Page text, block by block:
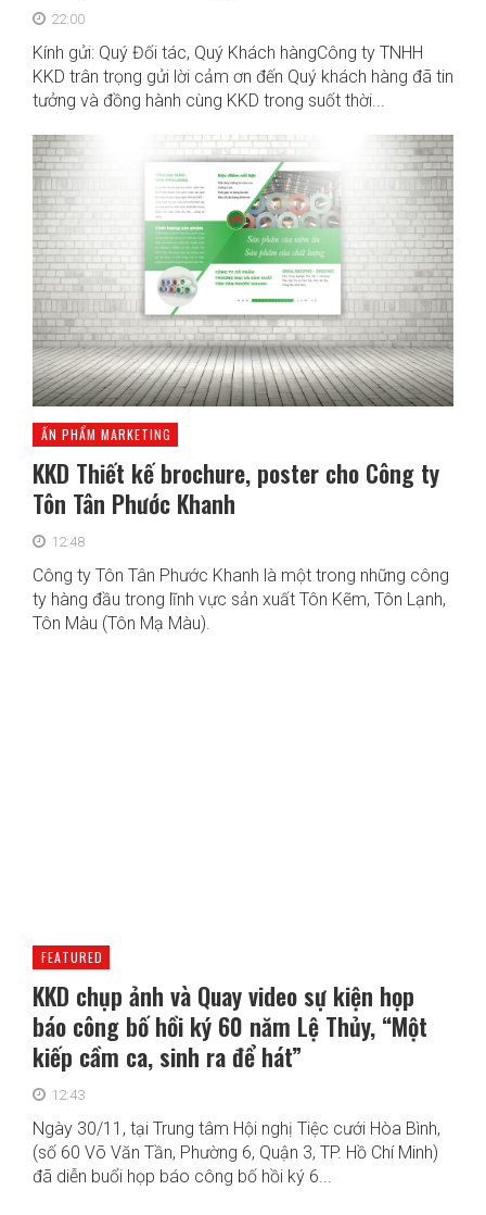
22:00
Kính gửi: Quý Đối tác, Quý Khách hàngCông ty TNHH
KKD trân trọng gửi lời cảm ơn đến Quý khách hàng đã tin
tưởng và đồng hành cùng KKD trong suốt thời...
ẤN PHẨM MARKETING
KKD Thiết kế brochure, poster cho Công ty
Tôn Tân Phước Khanh
12:48
Công ty Tôn Tân Phước Khanh là một trong những công
ty hàng đầu trong lĩnh vực sản xuất Tôn Kẽm, Tôn Lạnh,
Tôn Màu (Tôn Mạ Màu).
FEATURED
KKD chụp ảnh và Quay video sự kiện họp
báo công bố hồi ký 60 năm Lệ Thủy, “Một
kiếp cầm ca, sinh ra để hát”
12:43
Ngày 30/11, tại Trung tâm Hội nghị Tiệc cưới Hòa Bình,
(số 60 Võ Văn Tần, Phường 6, Quận 3, TP. Hồ Chí Minh)
đã diễn buổi họp báo công bố hồi ký 6...